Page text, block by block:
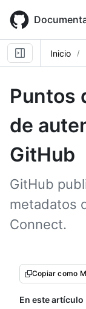
main
content
Inicio
Puntos
de
GitHub
GitHub
metadatos
Connect.
Copiar como
En este artículo